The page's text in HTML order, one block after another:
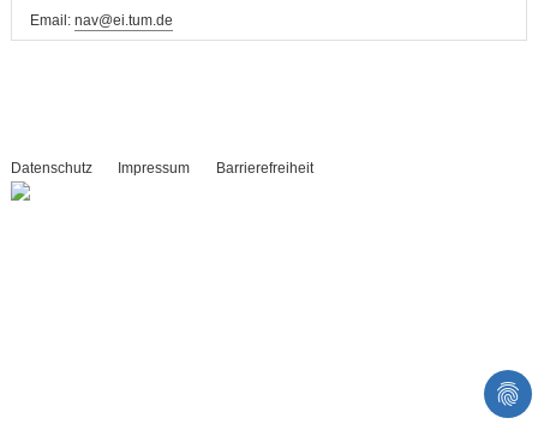
Email: nav@ei.tum.de
Datenschutz Impressum Barrierefreiheit